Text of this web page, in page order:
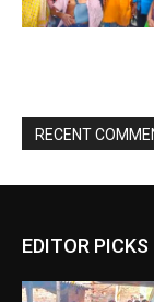
RECENT
EDITOR PICKS